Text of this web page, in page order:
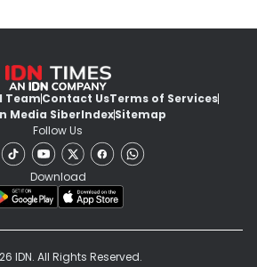
TeamContact UsTerms of Services
Media SiberIndexSitemap
Follow Us
Download
IDN. All Rights Reserved.